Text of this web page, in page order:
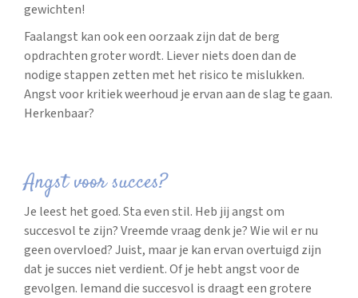
gewichten!
Faalangst kan ook een oorzaak zijn dat de berg
opdrachten groter wordt. Liever niets doen dan de
nodige stappen zetten met het risico te mislukken.
Angst voor kritiek weerhoud je ervan aan de slag te gaan.
Herkenbaar?
Angst voor succes?
Je leest het goed. Sta even stil. Heb jij angst om
succesvol te zijn? Vreemde vraag denk je? Wie wil er nu
geen overvloed? Juist, maar je kan ervan overtuigd zijn
dat je succes niet verdient. Of je hebt angst voor de
gevolgen. Iemand die succesvol is draagt een grotere